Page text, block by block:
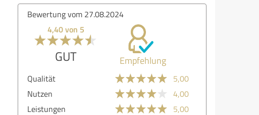
Bewertung vom 27.08.2024
4,40 von 5
GUT Empfehlung
Qualität
5,00
Nutzen
4,00
Leistungen
5,00